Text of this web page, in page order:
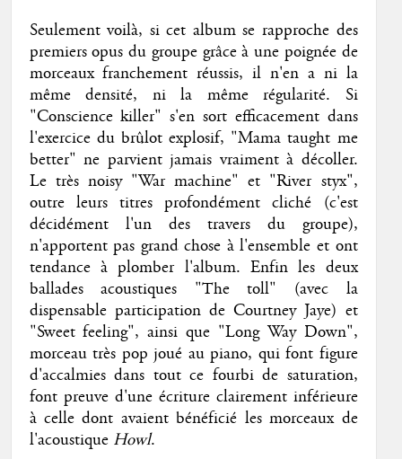
Seulement voilà, si cet album se rapproche des
premiers opus du groupe grâce à une poignée de
morceaux franchement réussis, il n'en a ni la
même densité, ni la même régularité. Si
"Conscience killer" s'en sort efficacement dans
l'exercice du brûlot explosif, "Mama taught me
better" ne parvient jamais vraiment à décoller.
Le très noisy "War machine" et "River styx",
outre leurs titres profondément cliché (c'est
décidément l'un des travers du groupe),
n'apportent pas grand chose à l'ensemble et ont
tendance à plomber l'album. Enfin les deux
ballades acoustiques "The toll" (avec la
dispensable participation de Courtney Jaye) et
"Sweet feeling", ainsi que "Long Way Down",
morceau très pop joué au piano, qui font figure
d'accalmies dans tout ce fourbi de saturation,
font preuve d'une écriture clairement inférieure
à celle dont avaient bénéficié les morceaux de
l'acoustique Howl.